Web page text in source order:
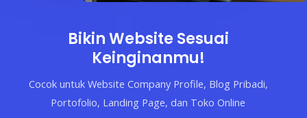
Bikin Website Sesuai
Keinginanmu!
Cocok untuk Website Company Profile, Blog Pribadi,
Portofolio, Landing Page, dan Toko Online